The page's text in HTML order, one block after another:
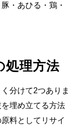
・あひる・鶏・
処理方法
分けて2つありま
埋め立てる方法
料としてリサイ